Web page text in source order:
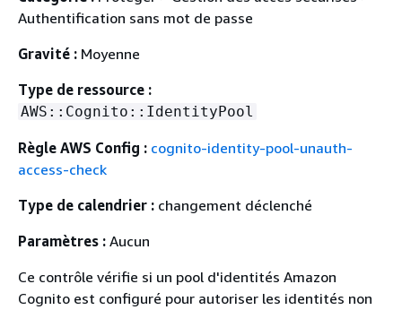
Authentification sans mot de passe
Gravité : Moyenne
Type de ressource :
AWS::Cognito::IdentityPool
Règle AWS Config : cognito-identity-pool-unauth-
access-check
Type de calendrier : changement déclenché
Paramètres : Aucun
Ce contrôle vérifie si un pool d'identités Amazon
Cognito est configuré pour autoriser les identités non